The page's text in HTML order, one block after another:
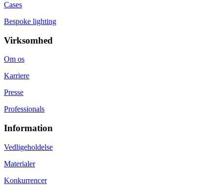
Cases
Bespoke lighting
Virksomhed
Om os
Karriere
Presse
Professionals
Information
Vedligeholdelse
Materialer
Konkurrencer